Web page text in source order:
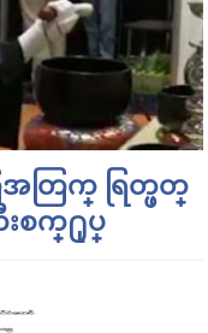
တြက္ ရြတ္ဖတ္
စက္႐ုပ္